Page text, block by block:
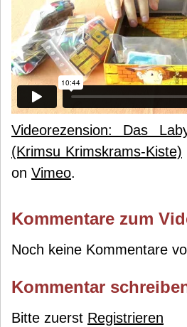
Videorezension: Das
(Krimsu Krimskrams-Kiste)
on Vimeo.
Kommentare zum
Noch keine Kommentare
Kommentar
Bitte zuerst Registrieren